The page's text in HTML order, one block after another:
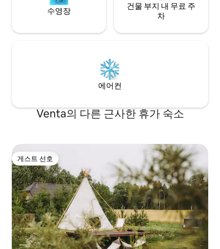
수영장
건물 부지 내 무료 주
차
에어컨
Venta의 다른 근사한 휴가 숙소
게스트 선호
게스트 선호